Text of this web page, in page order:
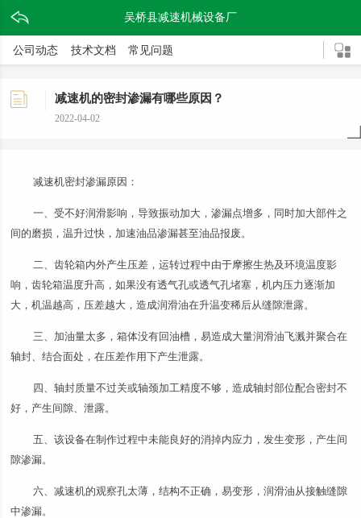
吴桥县减速机械设备厂
公司动态 技术文档 常见问题
减速机的密封渗漏有哪些原因？
2022-04-02
减速机密封渗漏原因：
一、受不好润滑影响，导致振动加大，渗漏点增多，同时加大部件之
间的磨损，温升过快，加速油品渗漏甚至油品报废。
二、齿轮箱内外产生压差，运转过程中由于摩擦生热及环境温度影
响，齿轮箱温度升高，如果没有透气孔或透气孔堵塞，机内压力逐渐加
大，机温越高，压差越大，造成润滑油在升温变稀后从缝隙泄露。
三、加油量太多，箱体没有回油槽，易造成大量润滑油飞溅并聚合在
轴封、结合面处，在压差作用下产生泄露。
四、轴封质量不过关或轴颈加工精度不够，造成轴封部位配合密封不
好，产生间隙、泄露。
五、该设备在制作过程中未能良好的消掉内应力，发生变形，产生间
隙渗漏。
六、减速机的观察孔太薄，结构不正确，易变形，润滑油从接触缝隙
中渗漏。